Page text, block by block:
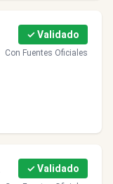
✓ Validado
Con Fuentes Oficiales
✓ Validado